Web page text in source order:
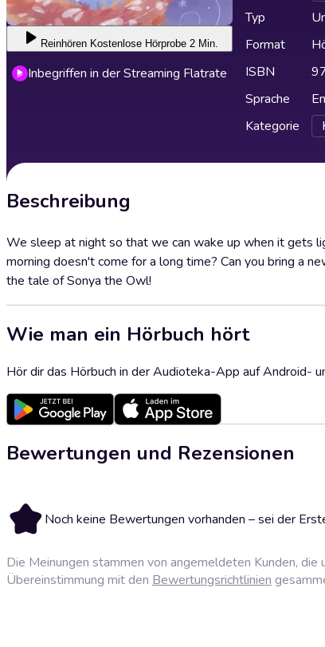
Reinhören Kostenlose Hörprobe 2 Min.
Inbegriffen in der Streaming Flatrate
Typ
Format
ISBN
Sprache
Kategorie
Beschreibung
We sleep at night so that we can wake up when it gets
morning doesn't come for a long time? Can you bring a
the tale of Sonya the Owl!
Wie man ein Hörbuch hört
Hör dir das Hörbuch in der Audioteka-App auf Android-
Bewertungen und Rezensionen
Noch keine Bewertungen vorhanden – sei der
Die Meinungen stammen von angemeldeten Kunden,
Übereinstimmung mit den Bewertungsrichtlinien